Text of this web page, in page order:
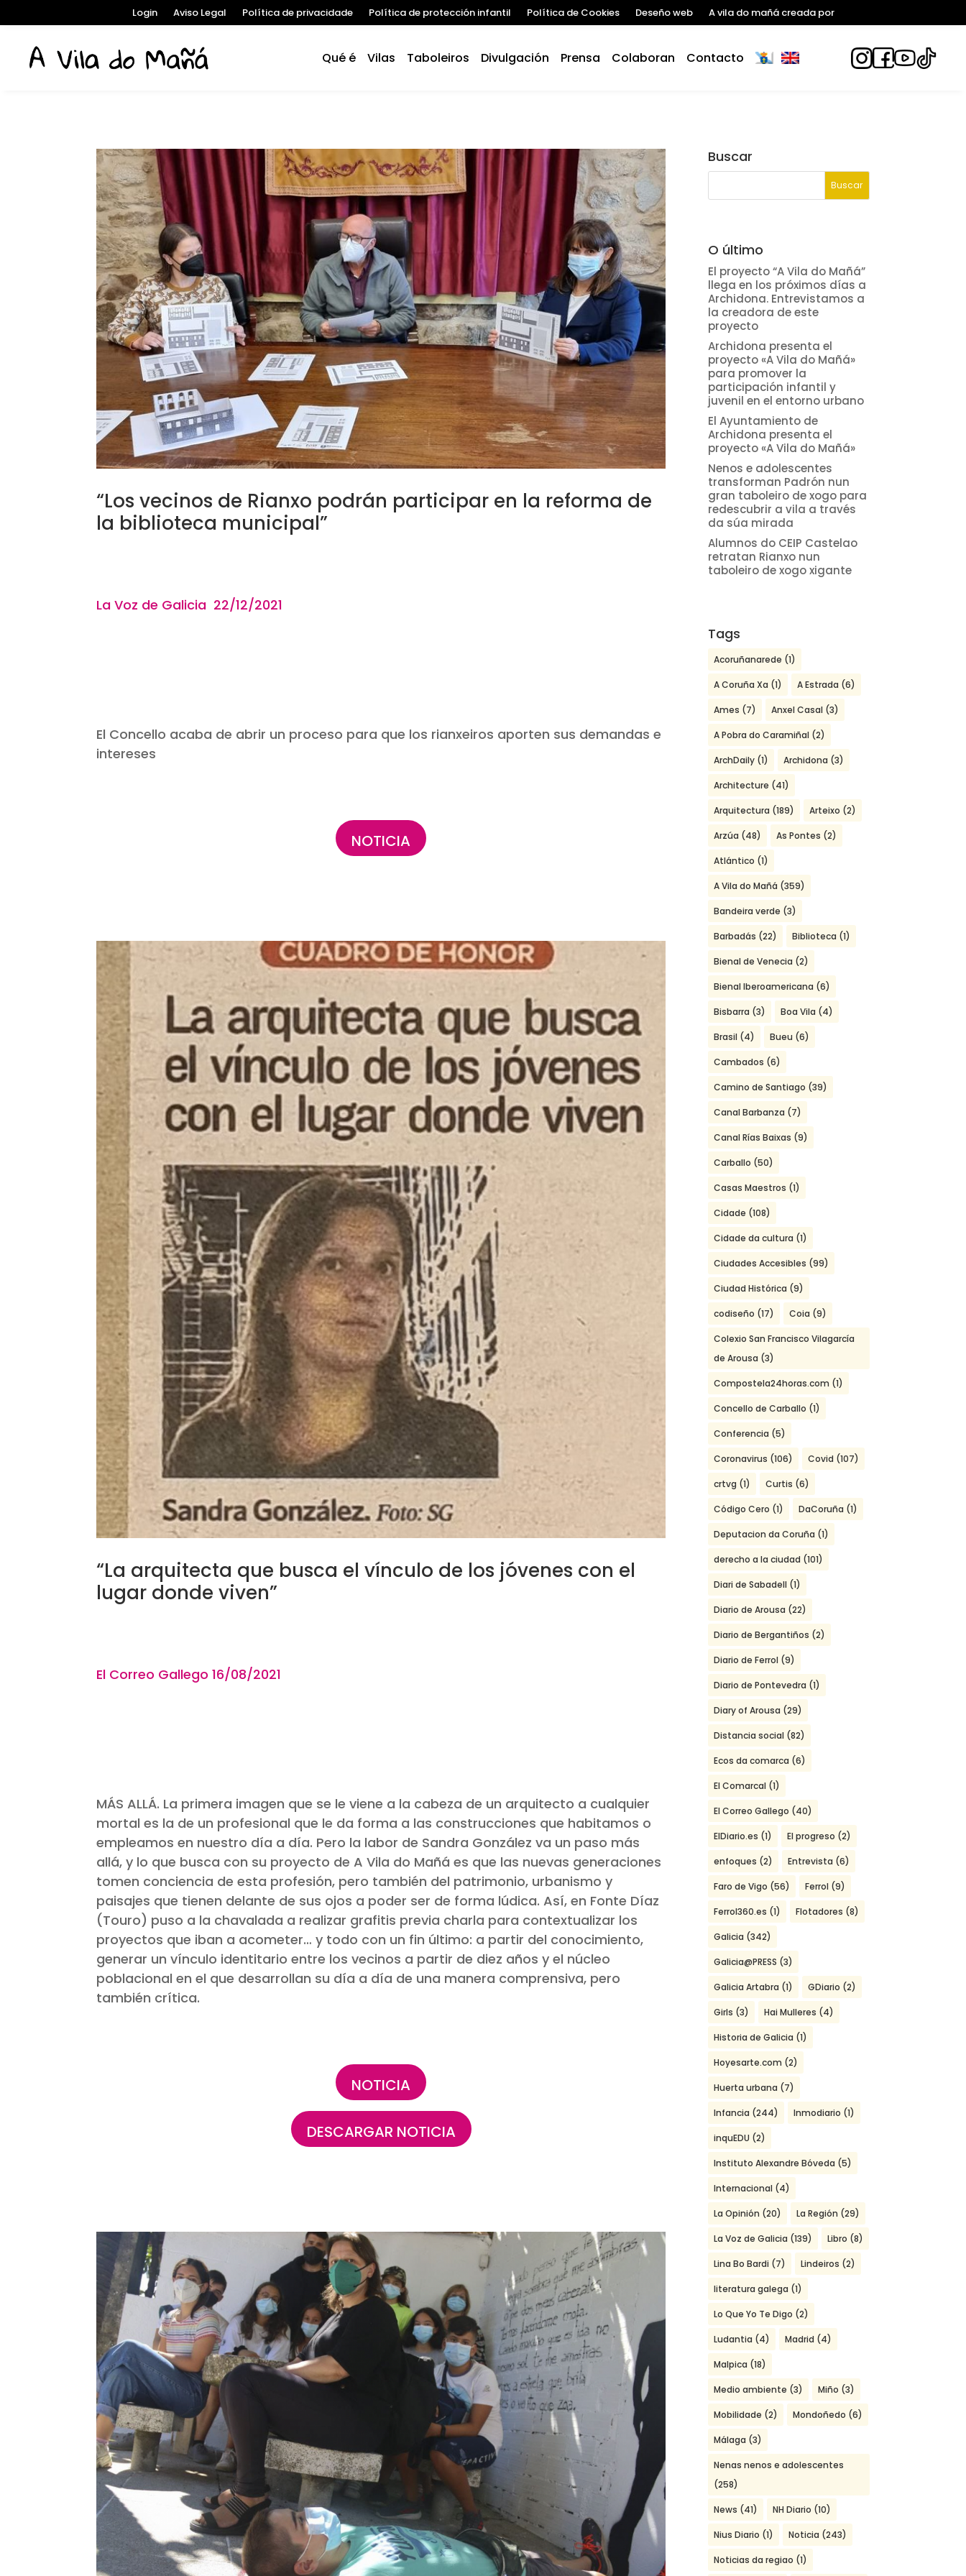
Login Aviso Legal Política de privacidade Política de protección infantil Política de Cookies Deseño web A vila do mañá creada por
Qué é Vilas Taboleiros Divulgación Prensa Colaboran Contacto
“Los vecinos de Rianxo podrán participar en la reforma de
la biblioteca municipal”
La Voz de Galicia 22/12/2021
El Concello acaba de abrir un proceso para que los rianxeiros aporten sus demandas e
intereses
NOTICIA
“La arquitecta que busca el vínculo de los jóvenes con el
lugar donde viven”
El Correo Gallego 16/08/2021
MÁS ALLÁ. La primera imagen que se le viene a la cabeza de un arquitecto a cualquier
mortal es la de un profesional que le da forma a las construcciones que habitamos o
empleamos en nuestro día a día. Pero la labor de Sandra González va un paso más
allá, y lo que busca con su proyecto de A Vila do Mañá es que las nuevas generaciones
tomen conciencia de esta profesión, pero también del patrimonio, urbanismo y
paisajes que tienen delante de sus ojos a poder ser de forma lúdica. Así, en Fonte Díaz
(Touro) puso a la chavalada a realizar grafitis previa charla para contextualizar los
proyectos que iban a acometer… y todo con un fin último: a partir del conocimiento,
generar un vínculo identitario entre los vecinos a partir de diez años y el núcleo
poblacional en el que desarrollan su día a día de una manera comprensiva, pero
también crítica.
NOTICIA
DESCARGAR NOTICIA
Buscar
O último
El proyecto “A Vila do Mañá”
llega en los próximos días a
Archidona. Entrevistamos a
la creadora de este
proyecto
Archidona presenta el
proyecto «A Vila do Mañá»
para promover la
participación infantil y
juvenil en el entorno urbano
El Ayuntamiento de
Archidona presenta el
proyecto «A Vila do Mañá»
Nenos e adolescentes
transforman Padrón nun
gran taboleiro de xogo para
redescubrir a vila a través
da súa mirada
Alumnos do CEIP Castelao
retratan Rianxo nun
taboleiro de xogo xigante
Tags
Acoruñanarede (1)
A Coruña Xa (1) A Estrada (6)
Ames (7) Anxel Casal (3)
A Pobra do Caramiñal (2)
ArchDaily (1) Archidona (3)
Architecture (41)
Arquitectura (189) Arteixo (2)
Arzúa (48) As Pontes (2)
Atlántico (1)
A Vila do Mañá (359)
Bandeira verde (3)
Barbadás (22) Biblioteca (1)
Bienal de Venecia (2)
Bienal Iberoamericana (6)
Bisbarra (3) Boa Vila (4)
Brasil (4) Bueu (6)
Cambados (6)
Camino de Santiago (39)
Canal Barbanza (7)
Canal Rías Baixas (9)
Carballo (50)
Casas Maestros (1)
Cidade (108)
Cidade da cultura (1)
Ciudades Accesibles (99)
Ciudad Histórica (9)
codiseño (17) Coia (9)
Colexio San Francisco Vilagarcía
de Arousa (3)
Compostela24horas.com (1)
Concello de Carballo (1)
Conferencia (5)
Coronavirus (106) Covid (107)
crtvg (1) Curtis (6)
Código Cero (1) DaCoruña (1)
Deputacion da Coruña (1)
derecho a la ciudad (101)
Diari de Sabadell (1)
Diario de Arousa (22)
Diario de Bergantiños (2)
Diario de Ferrol (9)
Diario de Pontevedra (1)
Diary of Arousa (29)
Distancia social (82)
Ecos da comarca (6)
El Comarcal (1)
El Correo Gallego (40)
ElDiario.es (1) El progreso (2)
enfoques (2) Entrevista (6)
Faro de Vigo (56) Ferrol (9)
Ferrol360.es (1) Flotadores (8)
Galicia (342)
Galicia@PRESS (3)
Galicia Artabra (1) GDiario (2)
Girls (3) Hai Mulleres (4)
Historia de Galicia (1)
Hoyesarte.com (2)
Huerta urbana (7)
Infancia (244) Inmodiario (1)
inquEDU (2)
Instituto Alexandre Bóveda (5)
Internacional (4)
La Opinión (20) La Región (29)
La Voz de Galicia (139) Libro (8)
Lina Bo Bardi (7) Lindeiros (2)
literatura galega (1)
Lo Que Yo Te Digo (2)
Ludantia (4) Madrid (4)
Malpica (18)
Medio ambiente (3) Miño (3)
Mobilidade (2) Mondoñedo (6)
Málaga (3)
Nenas nenos e adolescentes
(258)
News (41) NH Diario (10)
Nius Diario (1) Noticia (243)
Noticias da regiao (1)